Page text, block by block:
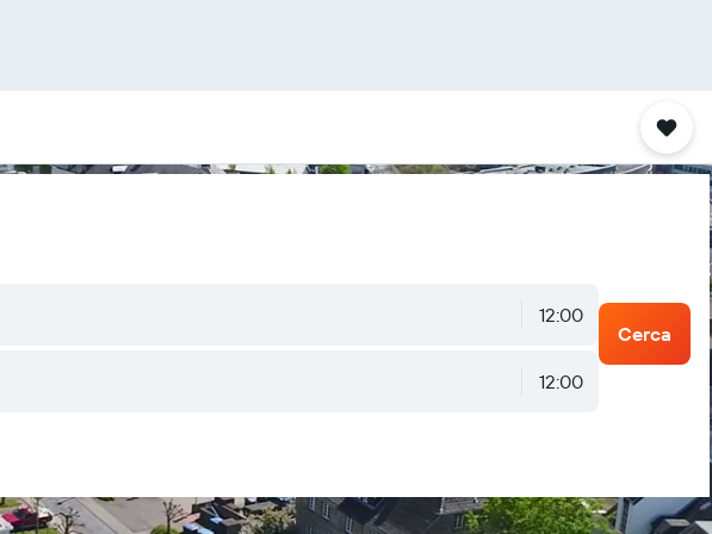
12:00
12:00
Cerca